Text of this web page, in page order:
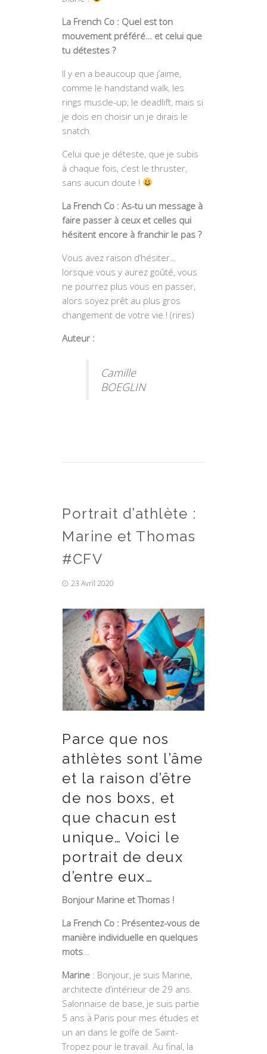
La French Co : Quel est ton
mouvement préféré… et celui que
tu détestes ?
Il y en a beaucoup que j’aime,
comme le handstand walk, les
rings muscle-up, le deadlift, mais si
je dois en choisir un je dirais le
snatch.
Celui que je déteste, que je subis
à chaque fois, c’est le thruster,
sans aucun doute !
La French Co : As-tu un message à
faire passer à ceux et celles qui
hésitent encore à franchir le pas ?
Vous avez raison d’hésiter…
lorsque vous y aurez goûté, vous
ne pourrez plus vous en passer,
alors soyez prêt au plus gros
changement de votre vie ! (rires)
Auteur :
Camille
BOEGLIN
Portrait d’athlète :
Marine et Thomas
#CFV
23 Avril 2020
Parce que nos
athlètes sont l’âme
et la raison d’être
de nos boxs, et
que chacun est
unique… Voici le
portrait de deux
d’entre eux…
Bonjour Marine et Thomas !
La French Co : Présentez-vous de
manière individuelle en quelques
mots…
Marine : Bonjour, je suis Marine,
architecte d’intérieur de 29 ans.
Salonnaise de base, je suis partie
5 ans à Paris pour mes études et
un an dans le golfe de Saint-
Tropez pour le travail. Au final, la